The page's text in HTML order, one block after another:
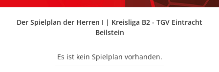
Der Spielplan der Herren I | Kreisliga B2 - TGV Eintracht
Beilstein
Es ist kein Spielplan vorhanden.